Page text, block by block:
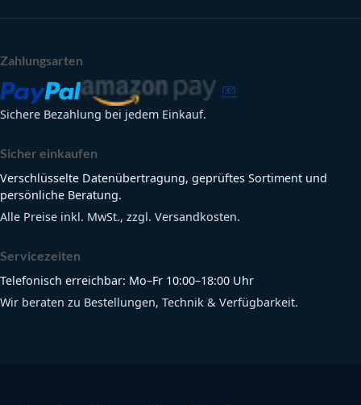
Zahlungsarten
Sichere Bezahlung bei jedem Einkauf.
Sicher einkaufen
Verschlüsselte Datenübertragung, geprüftes Sortiment und
persönliche Beratung.
Alle Preise inkl. MwSt., zzgl. Versandkosten.
Servicezeiten
Telefonisch erreichbar: Mo–Fr 10:00–18:00 Uhr
Wir beraten zu Bestellungen, Technik & Verfügbarkeit.